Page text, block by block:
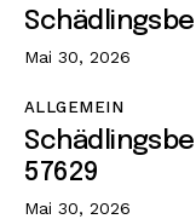
Mai 30, 2026
ALLGEMEIN
57629
Mai 30, 2026